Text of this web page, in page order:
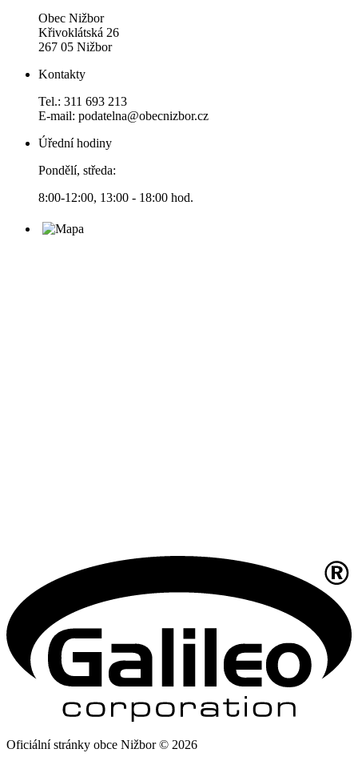
Obec Nižbor
Křivoklátská 26
267 05 Nižbor
Kontakty
Tel.: 311 693 213
E-mail: podatelna@obecnizbor.cz
Úřední hodiny
Pondělí, středa:
8:00-12:00, 13:00 - 18:00 hod.
Oficiální stránky obce Nižbor © 2026